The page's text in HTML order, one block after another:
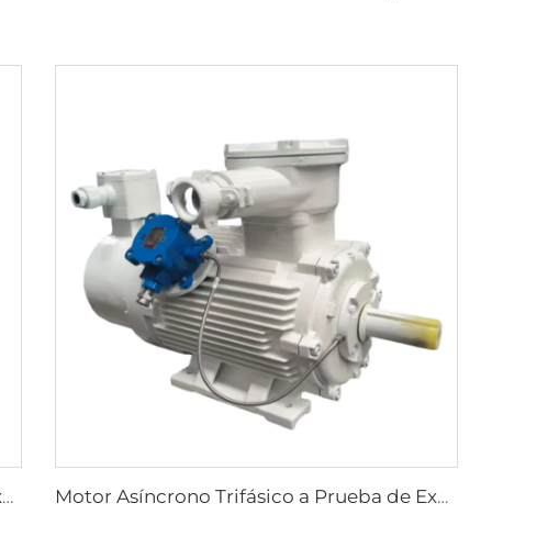
Motor Asíncrono Trifásico a Prueba de Explosiones de Alta Eficiencia Ultra, Serie YBX5, de Baja Tensión Motor Asíncrono Trifásico a Prueba de Explosiones con Regulación de Velocidad por Frecuencia Variable, Serie YBBP